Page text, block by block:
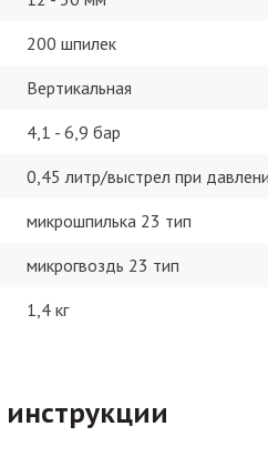
200 шпилек
Вертикальная
4,1 - 6,9 бар
0,45 литр/выстрел при
микрошпилька 23 тип
микрогвоздь 23 тип
1,4 кг